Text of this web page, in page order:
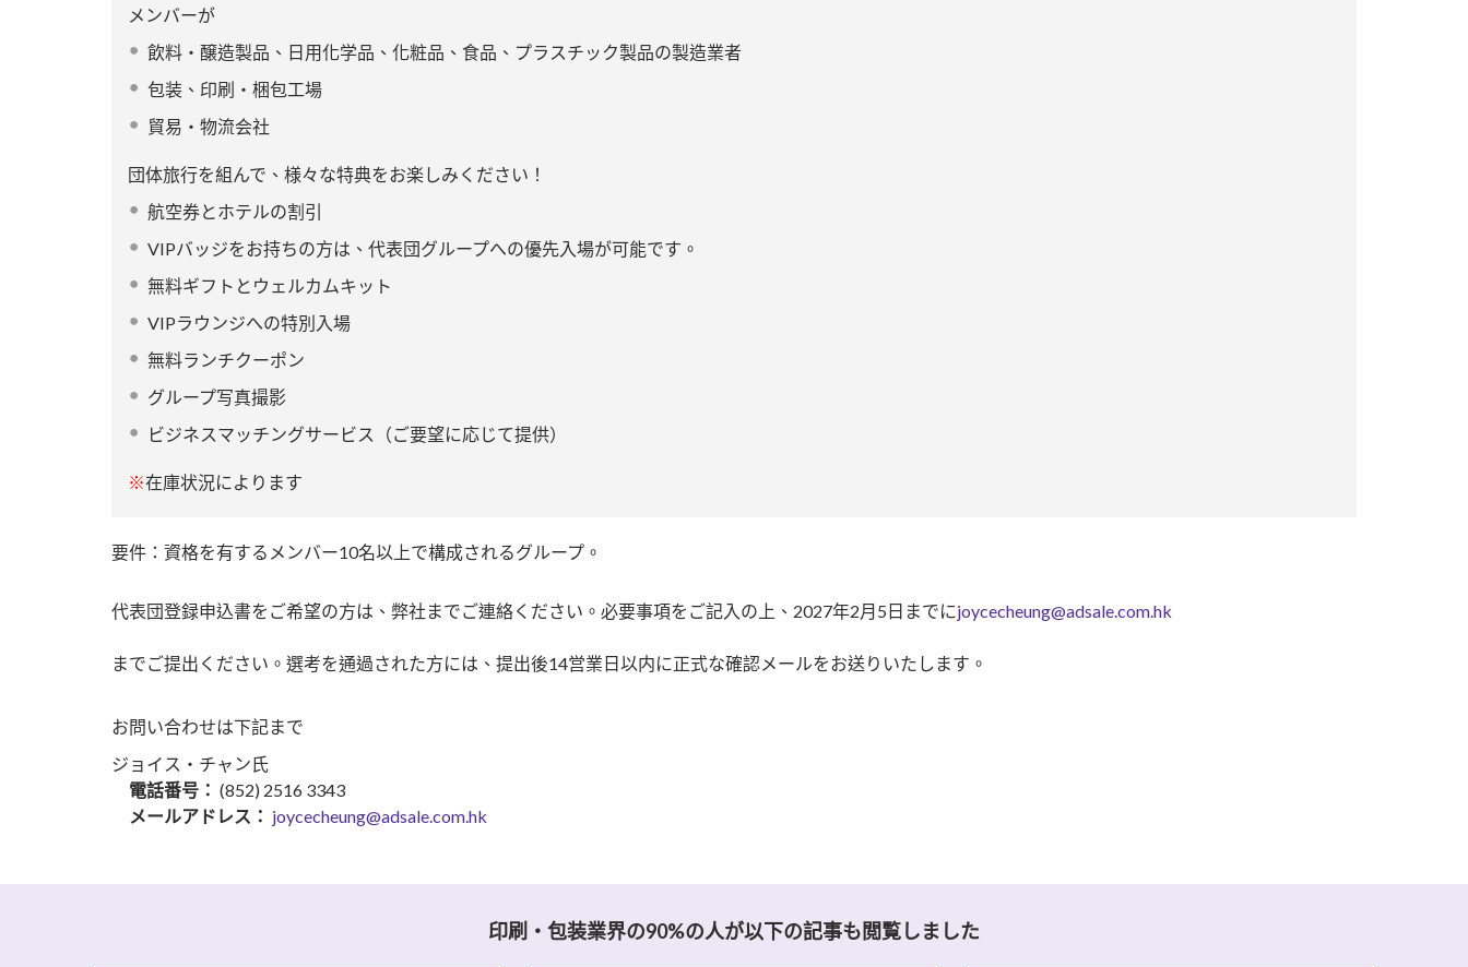
メンバーが
飲料・醸造製品、日用化学品、化粧品、食品、プラスチック製品の製造業者
包装、印刷・梱包工場
貿易・物流会社
団体旅行を組んで、様々な特典をお楽しみください！
航空券とホテルの割引
VIPバッジをお持ちの方は、代表団グループへの優先入場が可能です。
無料ギフトとウェルカムキット
VIPラウンジへの特別入場
無料ランチクーポン
グループ写真撮影
ビジネスマッチングサービス（ご要望に応じて提供）
※在庫状況によります
要件：資格を有するメンバー10名以上で構成されるグループ。
代表団登録申込書をご希望の方は、弊社までご連絡ください。必要事項をご記入の上、2027年2月5日までにjoycecheung@adsale.com.hk
までご提出ください。選考を通過された方には、提出後14営業日以内に正式な確認メールをお送りいたします。
お問い合わせは下記まで
ジョイス・チャン氏
電話番号： (852) 2516 3343
メールアドレス： joycecheung@adsale.com.hk
印刷・包装業界の90%の人が以下の記事も閲覧しました